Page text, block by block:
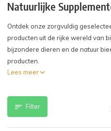
Natuurlijke
Ontdek onze zorgvuldig
producten uit de rijke wereld van
bijzondere dieren en de natuur
producten.
Lees meer
Filter